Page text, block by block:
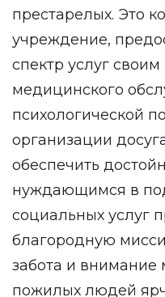
престарелых. Это
учреждение,
спектр услуг
медицинского
психологической
организации
обеспечить
нуждающимся в
социальных услуг
благородную
забота и внимание
пожилых людей